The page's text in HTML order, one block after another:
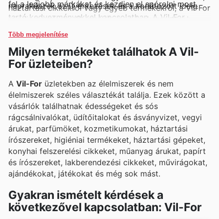
háztartási cikkekről vagy egyéb termékekről, a Vil-For
mindig gondoskodik arról, hogy a legkeresettebb
márkák elérhetőek legyenek.
naprakészek az új érkezések és a korlátozott ideig
tartó kedvezményekkel kapcsolatban. A Vil-For
lehető legkedvezőbb áron kínálja.
fel a legjobb márkákat és kezdjen el spórolni most.
Több megjelenítése
Milyen termékeket találhatok A Vil-
For üzleteiben?
A Vil-For üzletekben az élelmiszerek és nem
élelmiszerek széles választékát találja. Ezek között a
vásárlók találhatnak édességeket és sós
rágcsálnivalókat, üdítőitalokat és ásványvizet, vegyi
árukat, parfümöket, kozmetikumokat, háztartási
írószereket, higiéniai termékeket, háztartási gépeket,
konyhai felszerelési cikkeket, műanyag árukat, papírt
és írószereket, lakberendezési cikkeket, művirágokat,
ajándékokat, játékokat és még sok mást.
Gyakran ismételt kérdések a
következővel kapcsolatban: Vil-For